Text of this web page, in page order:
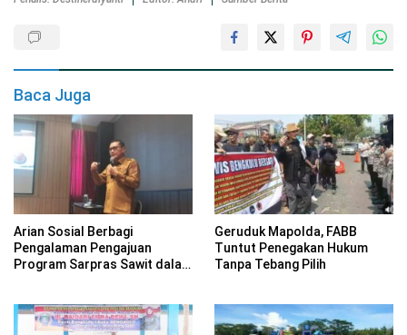
Baca Juga
Arian Sosial Berbagi
Pengalaman Pengajuan
Program Sarpras Sawit dalam
Geruduk Mapolda, FABB
Tuntut Penegakan Hukum
Tanpa Tebang Pilih